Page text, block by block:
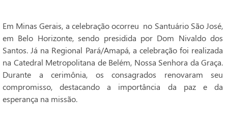
Em Minas Gerais, a celebração ocorreu no Santuário São José,
em Belo Horizonte, sendo presidida por Dom Nivaldo dos
Santos. Já na Regional Pará/Amapá, a celebração foi realizada
na Catedral Metropolitana de Belém, Nossa Senhora da Graça.
Durante a cerimônia, os consagrados renovaram seu
compromisso, destacando a importância da paz e da
esperança na missão.